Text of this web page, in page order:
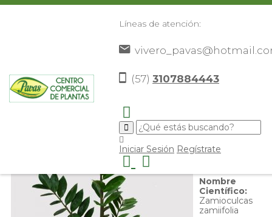
Líneas de atención:
(57) 3107884443
Iniciar Sesión Regístrate
Arbol de la vida
Común:
Nombre
Científico:
Zamioculcas
zamiifolia